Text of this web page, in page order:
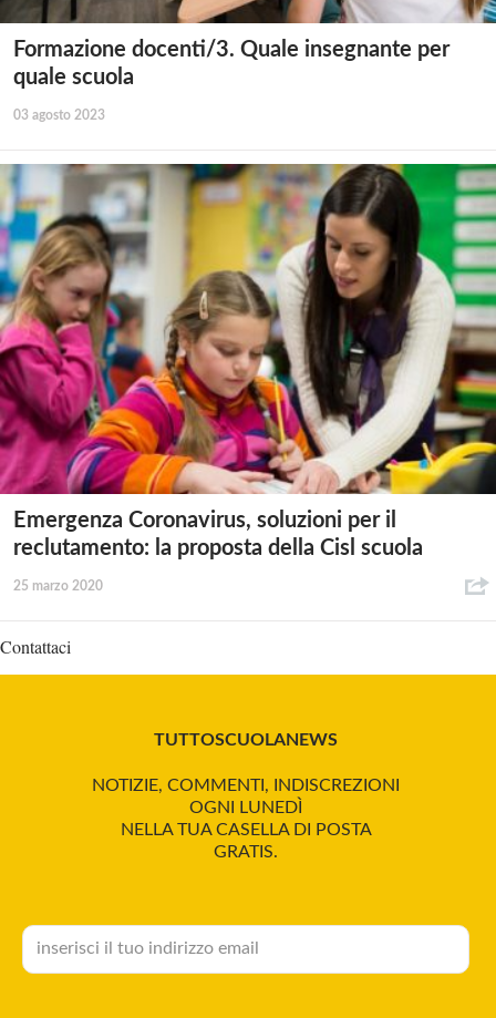
Formazione docenti/3. Quale insegnante per
quale scuola
03 agosto 2023
Emergenza Coronavirus, soluzioni per il
reclutamento: la proposta della Cisl scuola
25 marzo 2020
Contattaci
TUTTOSCUOLANEWS
NOTIZIE, COMMENTI, INDISCREZIONI
OGNI LUNEDÌ
NELLA TUA CASELLA DI POSTA
GRATIS.